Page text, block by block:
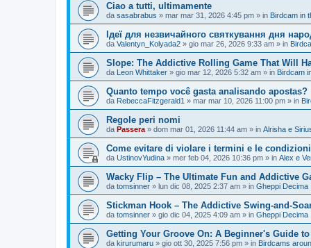
Ciao a tutti, ultimamente
da sasabrabus » mar mar 31, 2026 4:45 pm » in Birdcam in
Ідеї для незвичайного святкування дня
da Valentyn_Kolyada2 » gio mar 26, 2026 9:33 am » in
Slope: The Addictive Rolling Game That Will
da Leon Whittaker » gio mar 12, 2026 5:32 am » in Birdcam
Quanto tempo você gasta analisando apostas?
da RebeccaFitzgerald1 » mar mar 10, 2026 11:00 pm » in
Regole peri nomi
da Passera » dom mar 01, 2026 11:44 am » in Alrisha e
Come evitare di violare i termini e le
da UstinovYudina » mer feb 04, 2026 10:36 pm » in Alex e
Wacky Flip – The Ultimate Fun and Addictive
da tomsinner » lun dic 08, 2025 2:37 am » in Gheppi Decima
Stickman Hook – The Addictive Swing-and-
da tomsinner » gio dic 04, 2025 4:09 am » in Gheppi Decima
Getting Your Groove On: A Beginner's Guide
da kirurumaru » gio ott 30, 2025 7:56 pm » in Birdcams